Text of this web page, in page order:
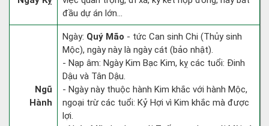
đầu dự án lớn...
Ngũ
Hành
Ngày: Quý Mão - tức Can sinh Chi (Thủy sinh
Mộc), ngày này là ngày cát (bảo nhật).
- Nạp âm: Ngày Kim Bạc Kim, kỵ các tuổi: Đinh
Dậu và Tân Dậu.
- Ngày này thuộc hành Kim khắc với hành Mộc,
ngoại trừ các tuổi: Kỷ Hợi vì Kim khắc mà được
lợi.